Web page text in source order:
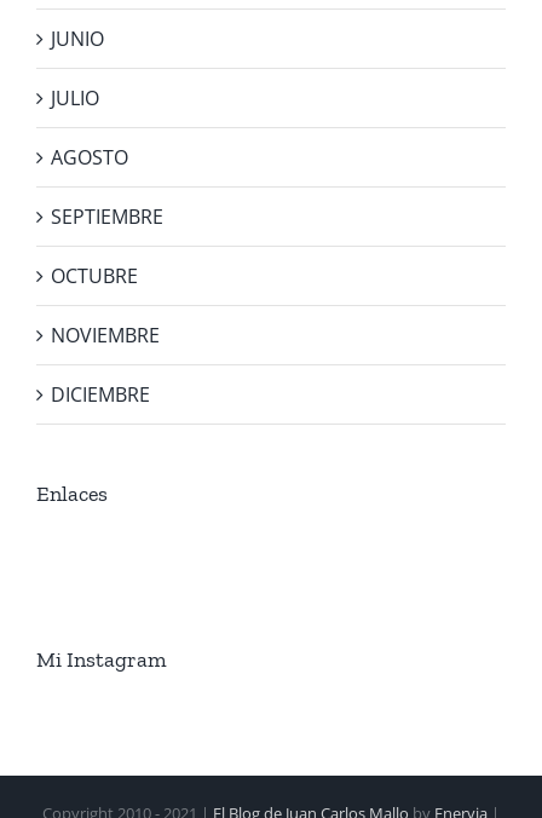
JUNIO
JULIO
AGOSTO
SEPTIEMBRE
OCTUBRE
NOVIEMBRE
DICIEMBRE
Enlaces
Mi Instagram
Copyright 2010 - 2021 | El Blog de Juan Carlos Mallo by Enervia |